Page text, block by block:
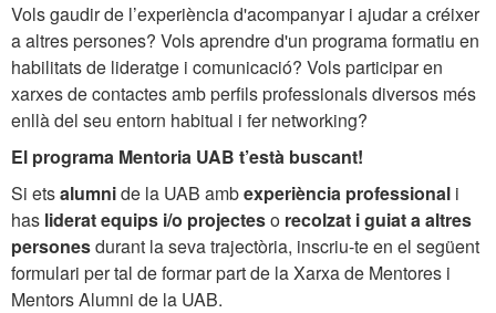
Vols gaudir de l’experiència d'acompanyar i ajudar a créixer
a altres persones? Vols aprendre d'un programa formatiu en
habilitats de lideratge i comunicació? Vols participar en
xarxes de contactes amb perfils professionals diversos més
enllà del seu entorn habitual i fer networking?
El programa Mentoria UAB t’està buscant!
Si etsalumnide la UAB ambexperiència professional i
has liderat equips i/o projecteso recolzat i guiat a altres
personesdurant la seva trajectòria, inscriu-te en el següent
formulari per tal de formar part de la Xarxa de Mentores i
Mentors Alumni de la UAB.